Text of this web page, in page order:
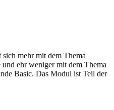
mehr mit dem Thema
ehr weniger mit dem Thema
Basic. Das Modul ist Teil der